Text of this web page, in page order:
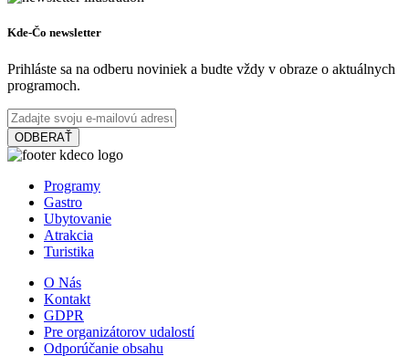
Na bicykli pri Dunaji
Vodná túra na rieke Váh
23 km,Vodná túra
Termálna túra
Kde-Čo newsletter
Prihláste sa na odberu noviniek a budte vždy v obraze o aktuálnych
programoch.
ODBERAŤ
Programy
Gastro
Ubytovanie
Atrakcia
Turistika
O Nás
Kontakt
GDPR
Pre organizátorov udalostí
Odporúčanie obsahu